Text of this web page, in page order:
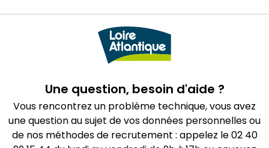
Une question, besoin d'aide ?
Vous rencontrez un problème technique, vous avez
une question au sujet de vos données personnelles ou
de nos méthodes de recrutement : appelez le 02 40